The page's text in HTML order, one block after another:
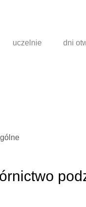
uczelnie dni